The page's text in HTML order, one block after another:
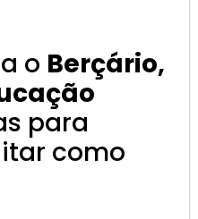
o Berçário,
para
como